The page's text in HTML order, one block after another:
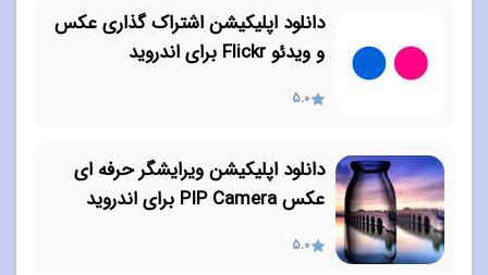
دانلود اپلیکیشن اشتراک گذاری عکس
و ویدئو Flickr برای اندروید
5.0
دانلود اپلیکیشن ویرایشگر حرفه ای
عکس PIP Camera برای اندروید
5.0